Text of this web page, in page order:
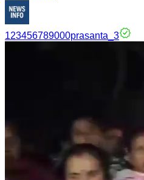
123456789000prasanta_3